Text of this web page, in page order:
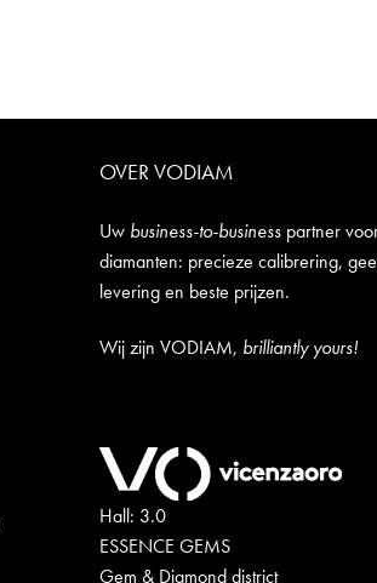
OVER VODIAM
Uw business-to-businesspartner
diamanten: precieze calibrering,
levering en beste prijzen.
Wij zijn VODIAM, brilliantly yours!
Hall: 3.0
ESSENCE GEMS
Gem & Diamond district